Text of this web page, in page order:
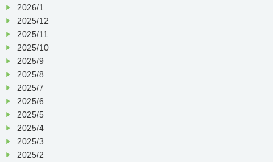
2026/1
2025/12
2025/11
2025/10
2025/9
2025/8
2025/7
2025/6
2025/5
2025/4
2025/3
2025/2